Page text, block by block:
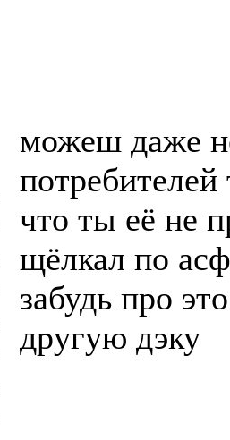
можеш даже
потребителей
что ты её не
щёлкал по
забудь про
другую дэку